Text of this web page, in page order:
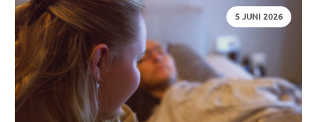
DATUM:
5 JUNI 2026